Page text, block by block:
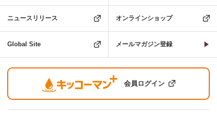
ニュースリリース オンラインショップ
Global Site メールマガジン登録
会員ログイン